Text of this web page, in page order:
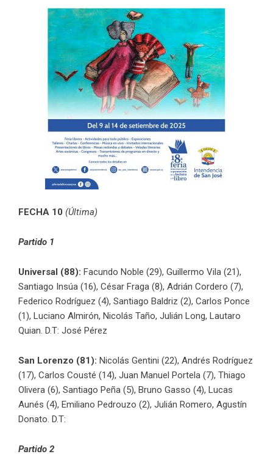
FECHA 10 (Última)
Partido 1
Universal (88): Facundo Noble (29), Guillermo Vila (21),
Santiago Insúa (16), César Fraga (8), Adrián Cordero (7),
Federico Rodríguez (4), Santiago Baldriz (2), Carlos Ponce
(1), Luciano Almirón, Nicolás Taño, Julián Long, Lautaro
Quian. D.T: José Pérez
San Lorenzo (81): Nicolás Gentini (22), Andrés Rodríguez
(17), Carlos Cousté (14), Juan Manuel Portela (7), Thiago
Olivera (6), Santiago Peña (5), Bruno Gasso (4), Lucas
Aunés (4), Emiliano Pedrouzo (2), Julián Romero, Agustín
Donato. D.T:
Partido 2